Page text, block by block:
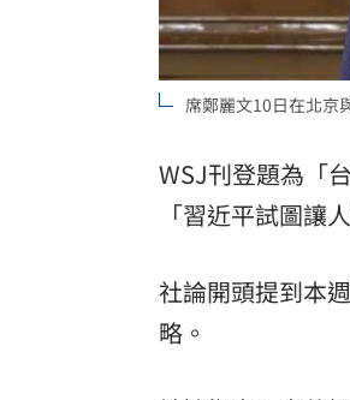
商場戰國來臨 台中
台彩父親節推新刮
8國球員齊聚高雄
席鄭麗文10日在北京
WSJ刊登題為「
「習近平試圖讓
社論開頭提到本
略。